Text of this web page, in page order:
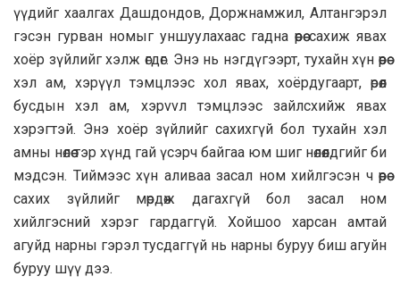
үүдийг хаалгах Дашдондов, Доржнамжил, Алтангэрэл
гэсэн гурван номыг уншуулахаас гадна өөрөө сахиж явах
хоёр зүйлийг хэлж өгдөг. Энэ нь нэгдүгээрт, тухайн хүн өөрөө
хэл ам, хэрүүл тэмцлээс хол явах, хоёрдугаарт, өрөөл
бусдын хэл ам, хэрvvл тэмцлээс зайлсхийж явах
хэрэгтэй. Энэ хоёр зүйлийг сахихгүй бол тухайн хэл
амны нөлөө тэр хүнд гай үсэрч байгаа юм шиг нөлөөлдгийг би
мэдсэн. Тиймээс хүн аливаа засал ном хийлгэсэн ч өөрөө
сахих зүйлийг мөрдөж дагахгүй бол засал ном
хийлгэсний хэрэг гардаггүй. Хойшоо харсан амтай
агуйд нарны гэрэл тусдаггүй нь нарны буруу биш агуйн
буруу шүү дээ.